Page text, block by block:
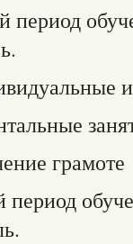
период
грамоте
период